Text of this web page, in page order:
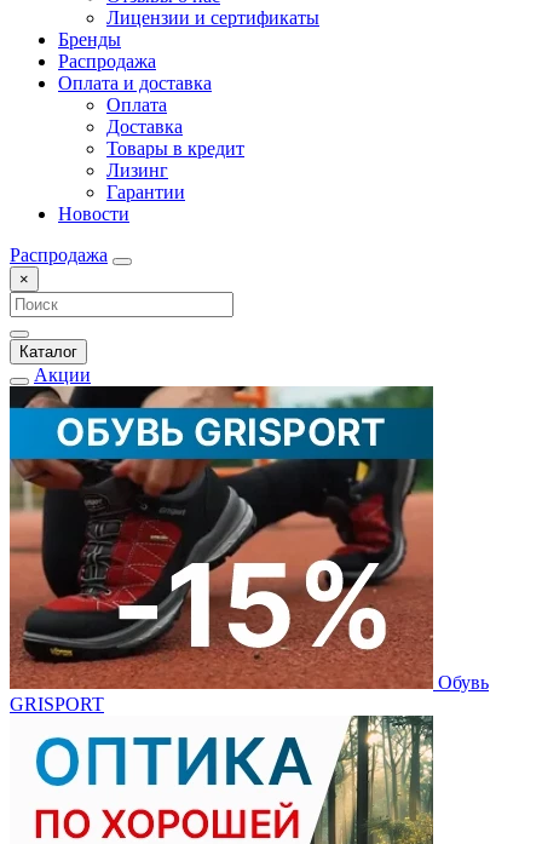
Лицензии и сертификаты
Бренды
Распродажа
Оплата и доставка
Оплата
Доставка
Товары в кредит
Лизинг
Гарантии
Новости
Распродажа
×
Каталог
Акции
Обувь
GRISPORT